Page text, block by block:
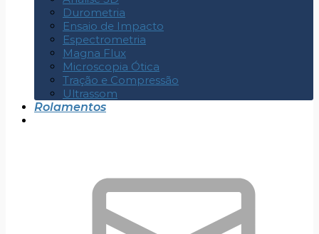
Durometria
Ensaio de Impacto
Espectrometria
Magna Flux
Microscopia Ótica
Tração e Compressão
Ultrassom
Rolamentos